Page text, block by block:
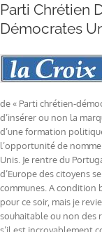
Parti Chrétien
Démocrates
de « Parti chrétien-
d’insérer ou non la
d’une formation
l’opportunité de
Unis. Je rentre du
d’Europe des citoyens
communes. A condition
pour ce soir, mais je
souhaitable ou non des